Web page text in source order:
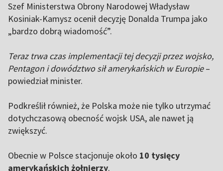
Szef Ministerstwa Obrony Narodowej Władysław
Kosiniak-Kamysz ocenił decyzję Donalda Trumpa jako
„bardzo dobrą wiadomość”.
Teraz trwa czas implementacji tej decyzji przez wojsko,
Pentagon i dowództwo sił amerykańskich w Europie–
powiedział minister.
Podkreślił również, że Polska może nie tylko utrzymać
dotychczasową obecność wojsk USA, ale nawet ją
zwiększyć.
Obecnie w Polsce stacjonuje około 10 tysięcy
amerykańskich żołnierzy.